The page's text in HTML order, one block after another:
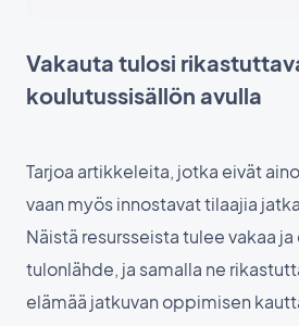
Vakauta tulosi
koulutussisällön avulla
Tarjoa artikkeleita, jotka eivät
vaan myös innostavat tilaajia
Näistä resursseista tulee vakaa
tulonlähde, ja samalla ne
elämää jatkuvan oppimisen